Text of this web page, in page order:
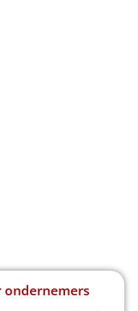
ondernemers